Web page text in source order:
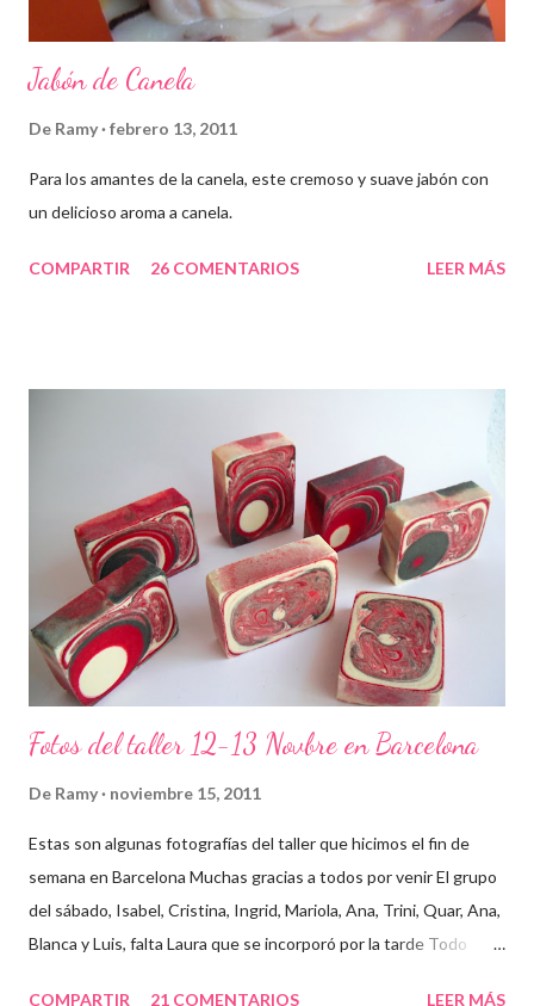
Jabón de Canela
De Ramy febrero 13, 2011
Para los amantes de la canela, este cremoso y suave jabón con
un delicioso aroma a canela.
COMPARTIR 26 COMENTARIOS LEER MÁS
Fotos del taller 12-13 Novbre en Barcelona
De Ramy noviembre 15, 2011
Estas son algunas fotografías del taller que hicimos el fin de
semana en Barcelona Muchas gracias a todos por venir El grupo
del sábado, Isabel, Cristina, Ingrid, Mariola, Ana, Trini, Quar, Ana,
Blanca y Luis, falta Laura que se incorporó por la tarde Todo
COMPARTIR 21 COMENTARIOS LEER MÁS